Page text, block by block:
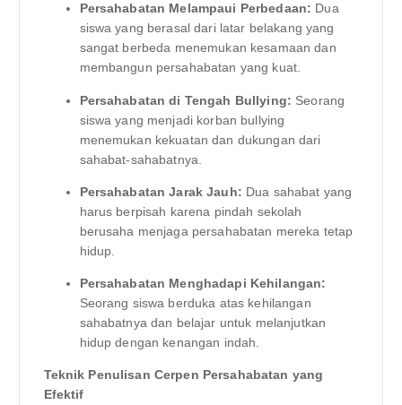
Persahabatan Melampaui Perbedaan: Dua
siswa yang berasal dari latar belakang yang
sangat berbeda menemukan kesamaan dan
membangun persahabatan yang kuat.
Persahabatan di Tengah Bullying: Seorang
siswa yang menjadi korban bullying
menemukan kekuatan dan dukungan dari
sahabat-sahabatnya.
Persahabatan Jarak Jauh: Dua sahabat yang
harus berpisah karena pindah sekolah
berusaha menjaga persahabatan mereka tetap
hidup.
Persahabatan Menghadapi Kehilangan:
Seorang siswa berduka atas kehilangan
sahabatnya dan belajar untuk melanjutkan
hidup dengan kenangan indah.
Teknik Penulisan Cerpen Persahabatan yang
Efektif